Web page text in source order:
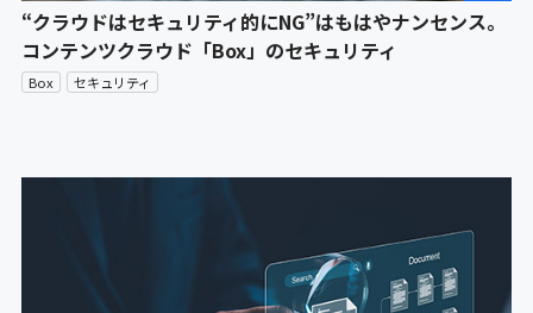
“クラウドはセキュリティ的にNG”はもはやナンセンス。
コンテンツクラウド「Box」のセキュリティ
Box セキュリティ